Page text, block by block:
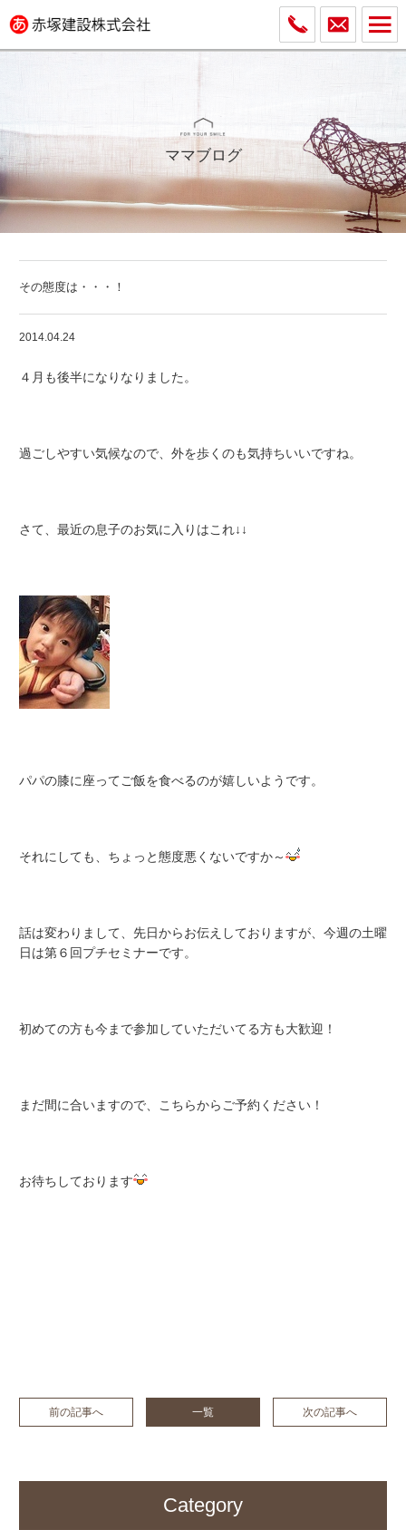
ママブログ
その態度は・・・！
2014.04.24
４月も後半になりなりました。
過ごしやすい気候なので、外を歩くのも気持ちいいですね。
さて、最近の息子のお気に入りはこれ↓↓
パパの膝に座ってご飯を食べるのが嬉しいようです。
それにしても、ちょっと態度悪くないですか～
話は変わりまして、先日からお伝えしておりますが、今週の土曜
日は第６回プチセミナーです。
初めての方も今まで参加していただいてる方も大歓迎！
まだ間に合いますので、 こちらからご予約ください！
お待ちしております
前の記事へ 一覧 次の記事へ
Category